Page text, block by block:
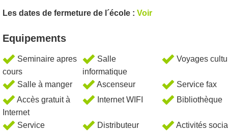
Les dates de fermeture de l´école : Voir
Equipements
Seminaire apres
cours
Salle
informatique
Voyages
Salle à manger Ascenseur
Service fax
Accès gratuit à
Internet
Internet WIFI Bibliothèque
Service
Distributeur Activités